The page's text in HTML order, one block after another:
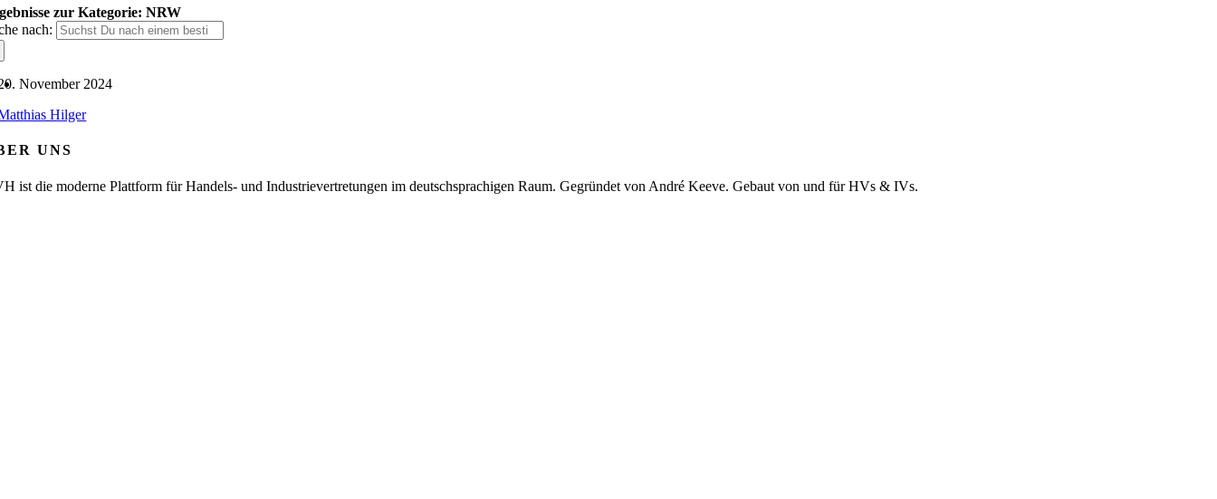
zur Kategorie: NRW
nach:
November 2024
Hilger
UNS
ist die moderne Plattform für Handels- und Industrievertretungen im deutschsprachigen Raum. Gegründet von André Keeve. Gebaut von und für HVs & IVs.